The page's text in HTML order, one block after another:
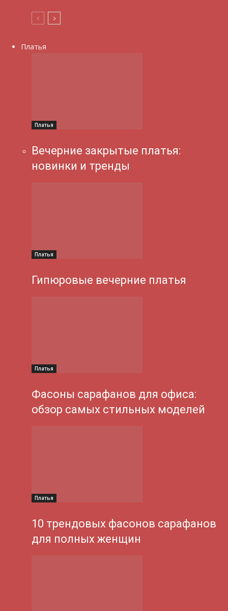
Платья
Платья
Вечерние закрытые платья:
новинки и тренды
Платья
Гипюровые вечерние платья
Платья
Фасоны сарафанов для офиса:
обзор самых стильных моделей
Платья
10 трендовых фасонов сарафанов
для полных женщин